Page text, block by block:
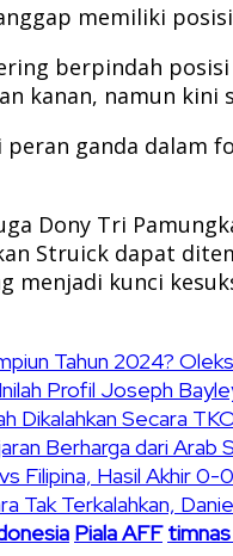
memiliki
berpindah
kanan, namun
ganda dalam
Dony Tri
Struick dapat
kunci
Tahun 2024?
Profil Joseph
Dikalahkan Secara
Berharga dari
Filipina, Hasil Akhir 0-0
Tak Terkalahkan,
Piala AFF